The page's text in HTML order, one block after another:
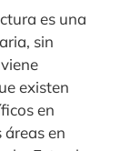
es una
sin
existen
en
en